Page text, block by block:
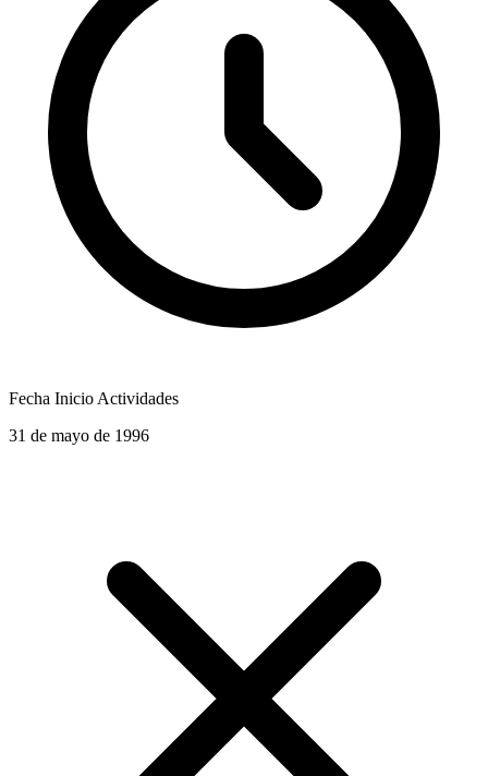
Fecha Inicio Actividades
31 de mayo de 1996